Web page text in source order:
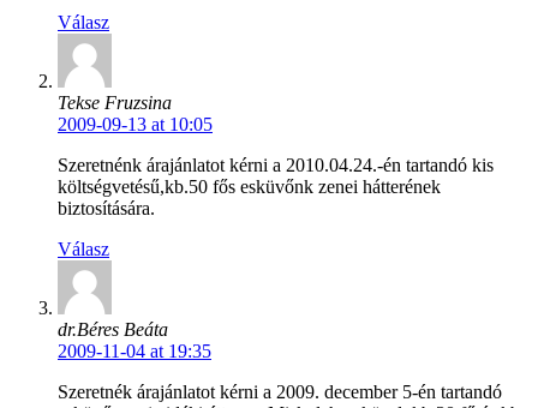
Válasz
Tekse Fruzsina
2009-09-13 at 10:05
Szeretnénk árajánlatot kérni a 2010.04.24.-én tartandó kis
költségvetésű,kb.50 fős esküvőnk zenei hátterének
biztosítására.
Válasz
dr.Béres Beáta
2009-11-04 at 19:35
Szeretnék árajánlatot kérni a 2009. december 5-én tartandó